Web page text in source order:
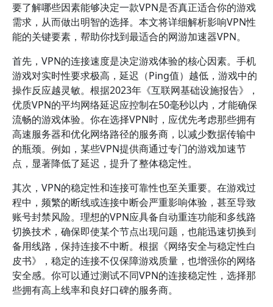
要了解哪些因素能够决定一款VPN是否真正适合你的游戏
需求，从而做出明智的选择。本文将详细解析影响VPN性
能的关键要素，帮助你找到最适合的网游加速器VPN。
首先，VPN的连接速度是决定游戏体验的核心因素。手机
游戏对实时性要求极高，延迟（Ping值）越低，游戏中的
操作反应越灵敏。根据2023年《互联网基础设施报告》，
优质VPN的平均网络延迟应控制在50毫秒以内，才能确保
流畅的游戏体验。你在选择VPN时，应优先考虑那些拥有
高速服务器和优化网络路径的服务商，以减少数据传输中
的瓶颈。例如，某些VPN提供商通过专门的游戏加速节
点，显著降低了延迟，提升了整体稳定性。
其次，VPN的稳定性和连接可靠性也至关重要。在游戏过
程中，频繁的断线或连接中断会严重影响体验，甚至导致
账号封禁风险。理想的VPN应具备自动重连功能和多线路
切换技术，确保即使某个节点出现问题，也能迅速切换到
备用线路，保持连接不中断。根据《网络安全与稳定性白
皮书》，稳定的连接不仅保障游戏质量，也增强你的网络
安全感。你可以通过测试不同VPN的连接稳定性，选择那
些拥有高上线率和良好口碑的服务商。